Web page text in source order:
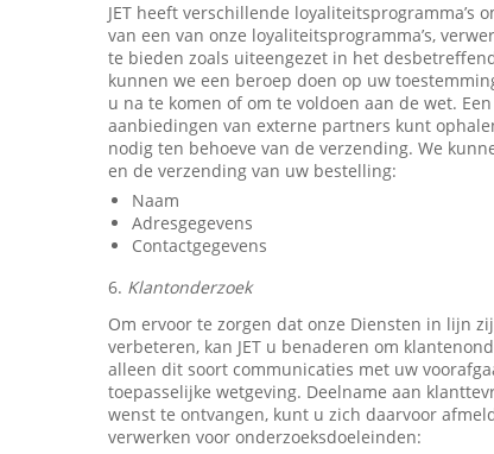
JET heeft verschillende
van een van onze loyaliteitsprogramma’s,
te bieden zoals uiteengezet in het
kunnen we een beroep doen op uw
u na te komen of om te voldoen aan de wet.
aanbiedingen van externe partners kunt
nodig ten behoeve van de verzending. We
en de verzending van uw bestelling:
Naam
Adresgegevens
Contactgegevens
6. Klantonderzoek
Om ervoor te zorgen dat onze Diensten in lijn
verbeteren, kan JET u benaderen om
alleen dit soort communicaties met uw
toepasselijke wetgeving. Deelname aan
wenst te ontvangen, kunt u zich daarvoor
verwerken voor onderzoeksdoeleinden: